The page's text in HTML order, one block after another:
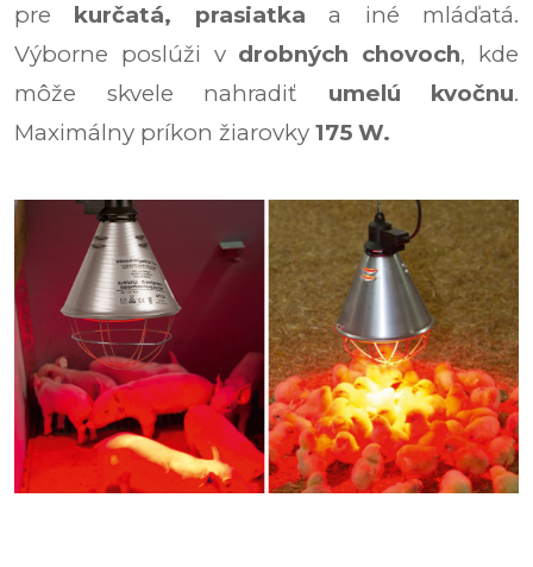
pre kurčatá, prasiatka a iné mláďatá.
Výborne poslúži v drobných chovoch, kde
môže skvele nahradiť umelú kvočnu.
Maximálny príkon žiarovky 175 W.